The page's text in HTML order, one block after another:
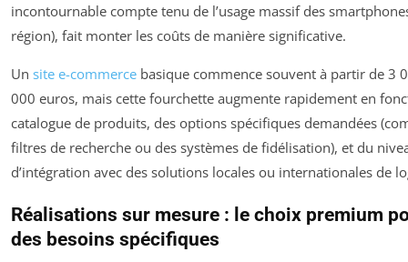
incontournable compte tenu de l’usage massif des
région), fait monter les coûts de manière significative.
Un site e-commerce basique commence souvent à partir de 3
000 euros, mais cette fourchette augmente rapidement en
catalogue de produits, des options spécifiques demandées
filtres de recherche ou des systèmes de fidélisation), et du
d’intégration avec des solutions locales ou internationales de
Réalisations sur mesure : le choix premium
des besoins spécifiques